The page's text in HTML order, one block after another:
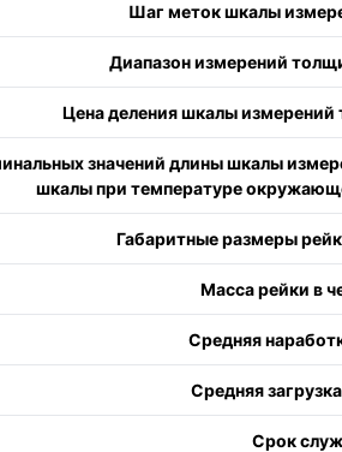
Шаг меток шкалы
Диапазон измерений
Цена деления шкалы
значений длины шкалы
шкалы при температуре
Габаритные размеры
Масса рейки в
Средняя
Средняя
Срок